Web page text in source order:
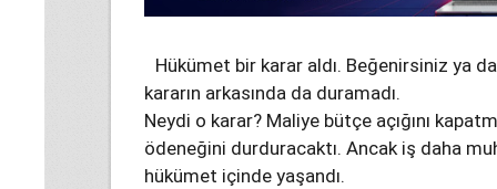
Hükümet bir karar aldı. Beğenirsiniz ya
kararın arkasında da duramadı.
Neydi o karar? Maliye bütçe açığını
ödeneğini durduracaktı. Ancak iş daha
hükümet içinde yaşandı.